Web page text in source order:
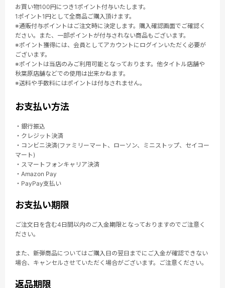
お買い物100円につき1ポイント付与いたします。
1ポイント1円として全商品ご購入頂けます。
※通販付与ポイントはご注文時に決定します。購入確認画面でご確認く
ださい。また、一部ポイントが付与されない商品もございます。
※ポイント獲得には、会員としてアカウントにログインいただく必要が
ございます。
※ポイントは当店のみご利用可能となっております。他タイトル店舗や
秋葉原店舗などでの使用は出来かねます。
※送料や手数料にはポイントは付与されません。
お支払い方法
・銀行振込
・クレジット決済
・コンビニ決済(ファミリーマート、ローソン、ミニストップ、セイコー
マート)
・スマートフォンキャリア決済
・Amazon Pay
・PayPay支払い
お支払い期限
ご注文日を含む4日間以内のご入金期限となっておりますのでご注意く
ださい。
また、新弾商品についてはご購入日の翌日までにご入金が確認できない
場合、キャンセルさせていただく場合がございます。ご注意ください。
返品期限